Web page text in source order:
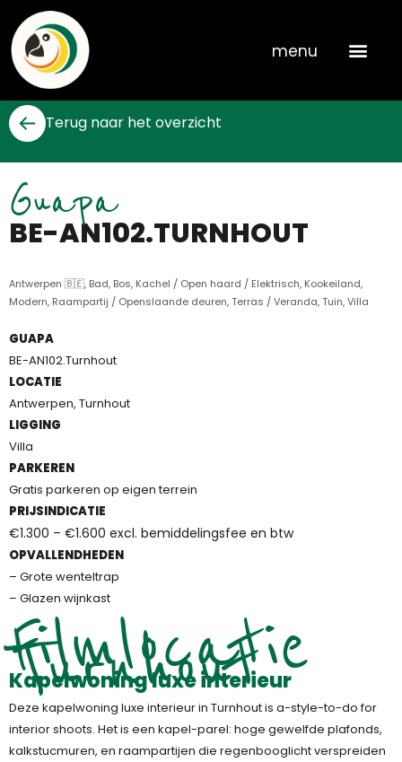
content
menu
Terug naar het overzicht
Guapa
BE-AN102.TURNHOUT
Antwerpen 🇧🇪, Bad, Bos, Kachel / Open haard / Elektrisch, Kookeiland,
Modern, Raampartij / Openslaande deuren,Terras / Veranda,Tuin,Villa
GUAPA
BE-AN102.Turnhout
LOCATIE
Antwerpen, Turnhout
LIGGING
Villa
PARKEREN
Gratis parkeren op eigen terrein
PRIJSINDICATIE
€1.300 – €1.600 excl. bemiddelingsfee en btw
OPVALLENDHEDEN
– Grote wenteltrap
– Glazen wijnkast
Filmlocatie
Turnhout
Kapelwoning luxe interieur
Deze kapelwoning luxe interieur in Turnhout is a-style-to-do for
interior shoots. Het is een kapel-parel: hoge gewelfde plafonds,
kalkstucmuren, en raampartijen die regenbooglicht verspreiden